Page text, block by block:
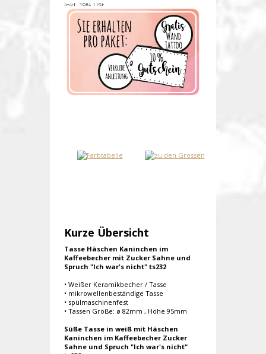
Inkl. 19% USt.
Versandkosten
Produktnummer:ts232E
Verfügbarkeit:Auf Lager
Lieferzeit: 1-2 Werktage
Kurze Übersicht
Tasse Häschen Kaninchen im
Kaffeebecher mit Zucker Sahne und
Spruch "Ich war's nicht" ts232
• Weißer Keramikbecher / Tasse
• mikrowellenbeständige Tasse
• spülmaschinenfest
• Tassen Größe: ø 82mm , Höhe 95mm
Süße Tasse in weiß mit Häschen
Kaninchen im Kaffeebecher Zucker
Sahne und Spruch "Ich war's nicht"